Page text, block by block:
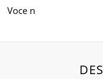
Voce n